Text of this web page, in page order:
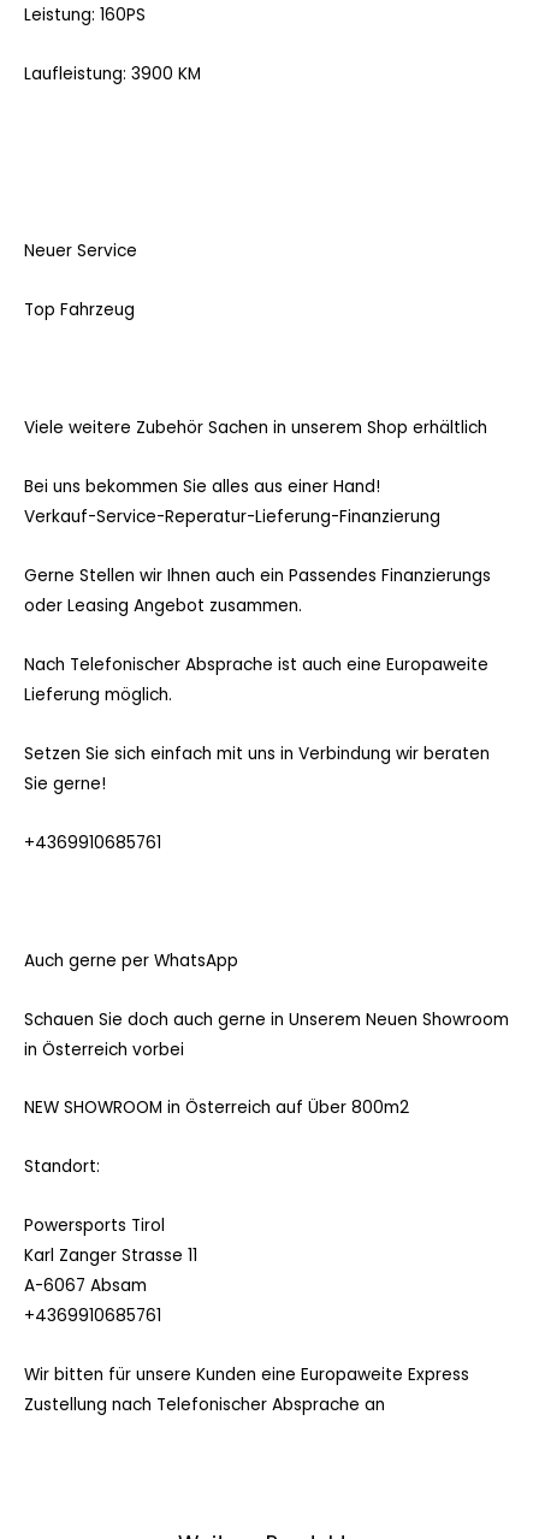
Leistung: 160PS
Laufleistung: 3900 KM
Neuer Service
Top Fahrzeug
Viele weitere Zubehör Sachen in unserem Shop erhältlich
Bei uns bekommen Sie alles aus einer Hand!
Verkauf-Service-Reperatur-Lieferung-Finanzierung
Gerne Stellen wir Ihnen auch ein Passendes Finanzierungs
oder Leasing Angebot zusammen.
Nach Telefonischer Absprache ist auch eine Europaweite
Lieferung möglich.
Setzen Sie sich einfach mit uns in Verbindung wir beraten
Sie gerne!
+4369910685761
Auch gerne per WhatsApp
Schauen Sie doch auch gerne in Unserem Neuen Showroom
in Österreich vorbei
NEW SHOWROOM in Österreich auf Über 800m2
Standort:
Powersports Tirol
Karl Zanger Strasse 11
A-6067 Absam
+4369910685761
Wir bitten für unsere Kunden eine Europaweite Express
Zustellung nach Telefonischer Absprache an